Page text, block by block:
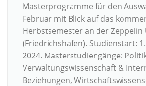
Masterprogramme für den
Februar mit Blick auf das
Herbstsemester an der Zeppelin
(Friedrichshafen). Studienstart:
2024. Masterstudiengänge:
Verwaltungswissenschaft &
Beziehungen,